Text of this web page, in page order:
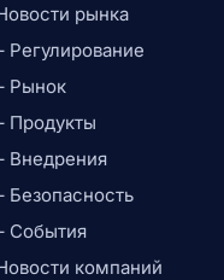
рынка
Регулирование
Рынок
Продукты
Внедрения
Безопасность
События
компаний